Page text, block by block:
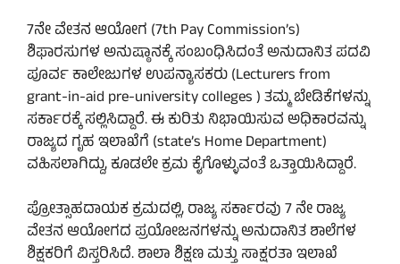
7ನೇ ವೇತನ ಆಯೋಗ (7th Pay Commission’s)
ಶಿಫಾರಸುಗಳ ಅನುಷ್ಠಾನಕ್ಕೆ ಸಂಬಂಧಿಸಿದಂತೆ ಅನುದಾನಿತ ಪದವಿ
ಪೂರ್ವ ಕಾಲೇಜುಗಳ ಉಪನ್ಯಾಸಕರು (Lecturers from
grant-in-aid pre-university colleges ) ತಮ್ಮ ಬೇಡಿಕೆಗಳನ್ನು
ಸರ್ಕಾರಕ್ಕೆ ಸಲ್ಲಿಸಿದ್ದಾರೆ. ಈ ಕುರಿತು ನಿಭಾಯಿಸುವ ಅಧಿಕಾರವನ್ನು
ರಾಜ್ಯದ ಗೃಹ ಇಲಾಖೆಗೆ (state’s Home Department)
ವಹಿಸಲಾಗಿದ್ದು, ಕೂಡಲೇ ಕ್ರಮ ಕೈಗೊಳ್ಳುವಂತೆ ಒತ್ತಾಯಿಸಿದ್ದಾರೆ.
ಪ್ರೋತ್ಸಾಹದಾಯಕ ಕ್ರಮದಲ್ಲಿ, ರಾಜ್ಯ ಸರ್ಕಾರವು 7 ನೇ ರಾಜ್ಯ
ವೇತನ ಆಯೋಗದ ಪ್ರಯೋಜನಗಳನ್ನು ಅನುದಾನಿತ ಶಾಲೆಗಳ
ಶಿಕ್ಷಕರಿಗೆ ವಿಸ್ತರಿಸಿದೆ. ಶಾಲಾ ಶಿಕ್ಷಣ ಮತ್ತು ಸಾಕ್ಷರತಾ ಇಲಾಖೆ